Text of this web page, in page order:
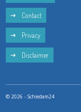
Contact
Privacy
Disclaimer
© 2026 - Schiedam24